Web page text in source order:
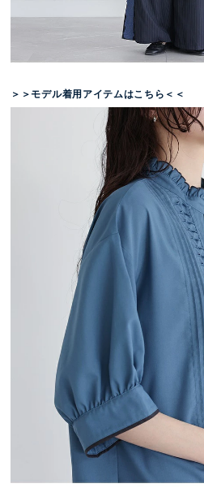
＞＞モデル着用アイテムはこちら＜＜